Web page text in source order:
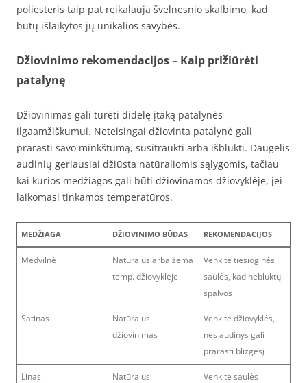
poliesteris taip pat reikalauja švelnesnio skalbimo, kad
būtų išlaikytos jų unikalios savybės.
Džiovinimo rekomendacijos – Kaip prižiūrėti
patalynę
Džiovinimas gali turėti didelę įtaką patalynės
ilgaamžiškumui. Neteisingai džiovinta patalynė gali
prarasti savo minkštumą, susitraukti arba išblukti. Daugelis
audinių geriausiai džiūsta natūraliomis sąlygomis, tačiau
kai kurios medžiagos gali būti džiovinamos džiovyklėje, jei
laikomasi tinkamos temperatūros.
MEDŽIAGA DŽIOVINIMO BŪDAS REKOMENDACIJOS
Medvilnė
Natūralus arba žema
temp. džiovyklėje
Venkite tiesioginės
saulės, kad nebluktų
spalvos
Satinas
Natūralus
džiovinimas
Venkite džiovyklės,
nes audinys gali
prarasti blizgesį
Linas
Natūralus
Venkite saulės